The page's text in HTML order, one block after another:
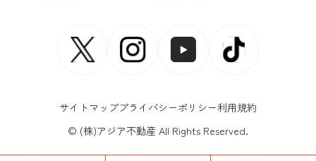
サイトマッププライバシーポリシー利用規約
© (株)アジア不動産 All Rights Reserved.